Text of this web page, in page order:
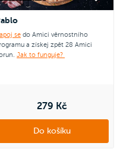
se do Amici věrnostního
a získej zpět 28 Amici
Jak to funguje?
279 Kč
Do košíku